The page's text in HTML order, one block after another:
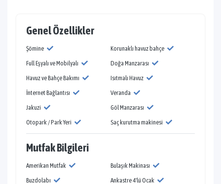
Genel Özellikler
Şömine
Korunaklı havuz bahçe
Full Eşyalı ve Mobilyalı
Doğa Manzarası
Havuz ve Bahçe Bakımı
Isıtmalı Havuz
İnternet Bağlantısı
Veranda
Jakuzi
Göl Manzarası
Otopark / Park Yeri
Saç kurutma makinesi
Mutfak Bilgileri
Amerikan Mutfak
Bulaşık Makinası
Buzdolabı
Ankastre 4'lü Ocak